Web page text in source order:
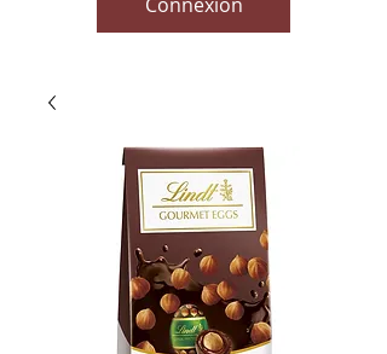
Connexion